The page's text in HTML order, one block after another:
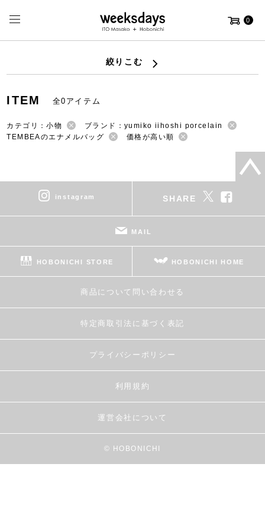
0
絞りこむ
ITEM 全0アイテム
カテゴリ：小物
ブランド：yumiko iihoshi porcelain
TEMBEAのエナメルバッグ
価格が高い順
instagram SHARE
MAIL
HOBONICHI STORE HOBONICHI HOME
商品について問い合わせる
特定商取引法に基づく表記
プライバシーポリシー
利用規約
運営会社について
© HOBONICHI